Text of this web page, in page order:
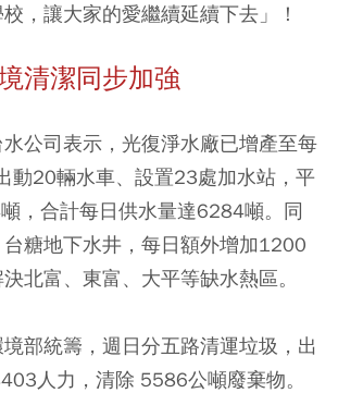
，讓大家的愛繼續延續下去」！
清潔同步加強
公司表示，光復淨水廠已增產至每
動20輛水車、設置23處加水站，平
，合計每日供水量達6284噸。同
糖地下水井，每日額外增加1200
北富、東富、大平等缺水熱區。
部統籌，週日分五路清運垃圾，出
人力，清除 5586公噸廢棄物。